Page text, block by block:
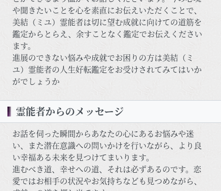
や聞きたいことを心を素直にお伝えいただくことで、
美結（ミユ）霊能者は切に望む成就に向けての道筋を
鑑定からとらえ、余すことなく鑑定でお伝えください
ます。
進展のできない悩みや成就でお困りの方は美結（ミ
ユ）霊能者の人生好転鑑定をお受けされてみてはいか
がでしょうか
霊能者からのメッセージ
お話を伺った瞬間からあなたの心にあるお悩みや迷
い、また潜在意識への問いかけを行いながら、より良
い幸福ある未来を見つけてまいります。
進むべき道、幸せへの道、それは必ずあるのです。恋
愛ではお相手の状況やお気持ちなども見つめながら、